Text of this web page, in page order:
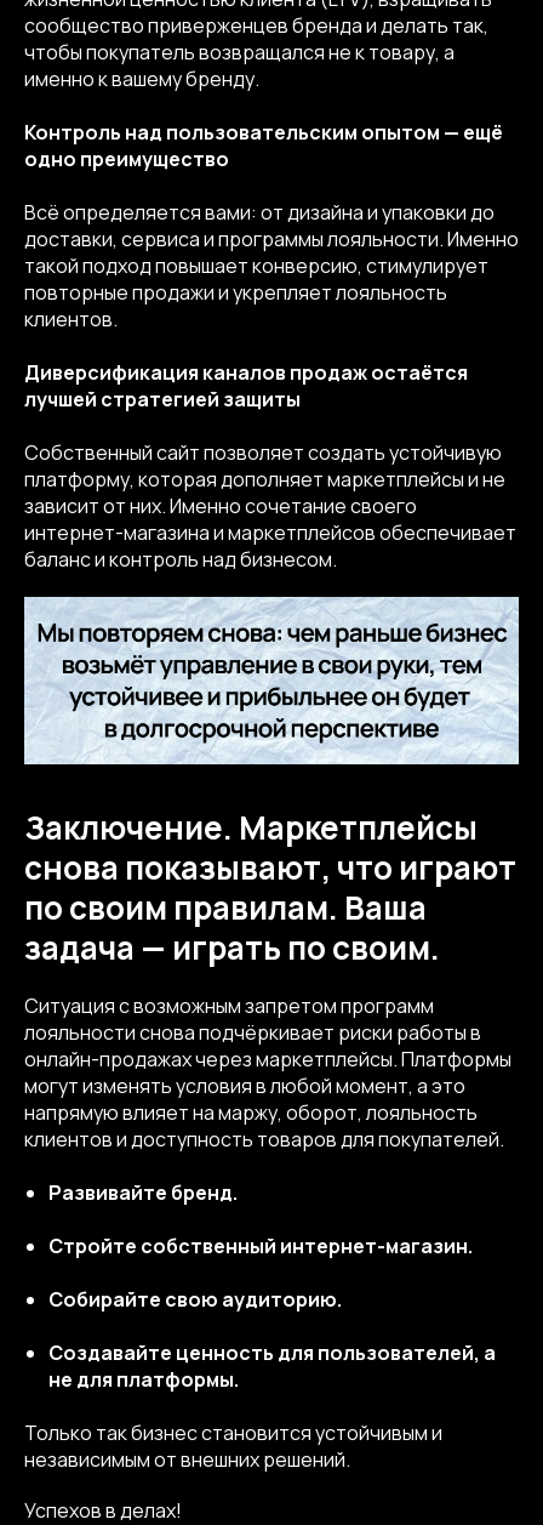
сообщество приверженцев бренда и делать так,
чтобы покупатель возвращался не к товару, а
именно к вашему бренду.
Контроль над пользовательским опытом — ещё
одно преимущество
Всё определяется вами: от дизайна и упаковки до
доставки, сервиса и программы лояльности. Именно
такой подход повышает конверсию, стимулирует
повторные продажи и укрепляет лояльность
клиентов.
Диверсификация каналов продаж остаётся
лучшей стратегией защиты
Собственный сайт позволяет создать устойчивую
платформу, которая дополняет маркетплейсы и не
зависит от них. Именно сочетание своего
интернет-магазина и маркетплейсов обеспечивает
баланс и контроль над бизнесом.
Заключение. Маркетплейсы
снова показывают, что играют
по своим правилам. Ваша
задача — играть по своим.
Ситуация с возможным запретом программ
лояльности снова подчёркивает риски работы в
онлайн-продажах через маркетплейсы. Платформы
могут изменять условия в любой момент, а это
напрямую влияет на маржу, оборот, лояльность
клиентов и доступность товаров для покупателей.
Развивайте бренд.
Стройте собственный интернет-магазин.
Собирайте свою аудиторию.
Создавайте ценность для пользователей, а
не для платформы.
Только так бизнес становится устойчивым и
независимым от внешних решений.
Успехов в делах!
© 2013-2026, ООО «Компот»
Копирование материалов сайта запрещено
Вконтакте
Dprofile
Behance
Telegram YouTube
Наши реквизиты
Сведения об аккредитации
info@kompot.bz